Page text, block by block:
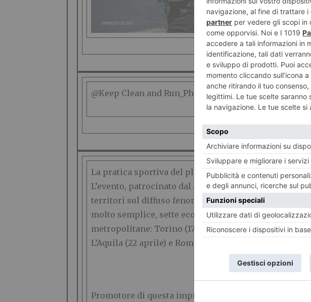
@Keep Clean and Run_Ph Stefano Jeantet
La pratica sportiva del plogging, la corsa
L’evento, patrocinato dal Ministero dell’Ambiente e
territori sul diffuso fenomeno dellittering, ovvero
molto semplice, sette eco-maratone di plogging in
metropolitane: Torino (17 aprile), Milano (18 aprile),
L’Aquila (22 aprile) e Roma (23 aprile), coinvolgendo
Promotore di questa impresa è l’eco-runner